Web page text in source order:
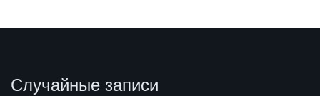
Случайные записи